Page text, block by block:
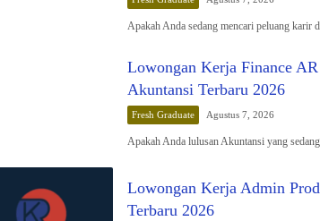
Apakah Anda sedang mencari peluang karir
Lowongan Kerja Finance
Akuntansi Terbaru 2026
Fresh Graduate Agustus 7, 2026
Apakah Anda lulusan Akuntansi yang
Lowongan Kerja Admin
Terbaru 2026